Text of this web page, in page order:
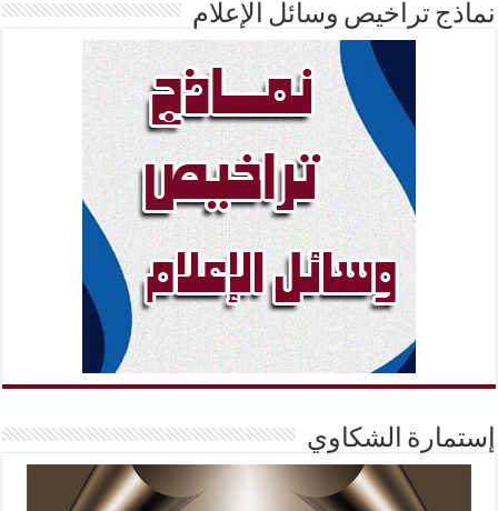
نماذج تراخيص وسائل الإعلام
إستمارة الشكاوي